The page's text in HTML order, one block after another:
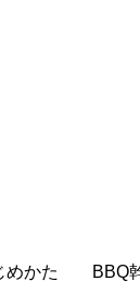
めかた BBQ